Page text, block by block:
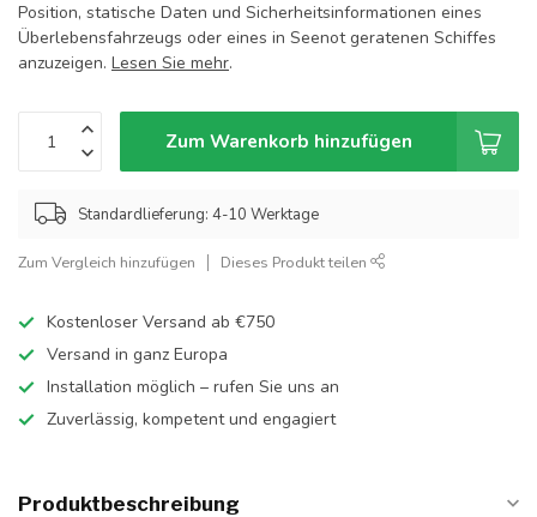
Position, statische Daten und Sicherheitsinformationen eines
Überlebensfahrzeugs oder eines in Seenot geratenen Schiffes
anzuzeigen. Lesen Sie mehr.
Zum Warenkorb hinzufügen
Standardlieferung: 4-10 Werktage
Zum Vergleich hinzufügen Dieses Produkt teilen
Kostenloser Versand ab €750
Versand in ganz Europa
Installation möglich – rufen Sie uns an
Zuverlässig, kompetent und engagiert
Produktbeschreibung